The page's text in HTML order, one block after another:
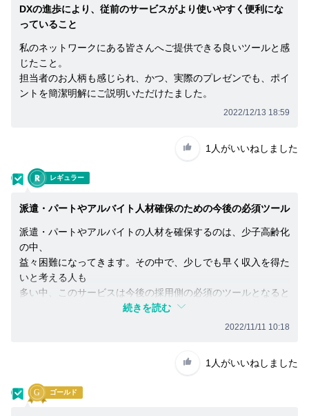
DXの進歩により、従前のサービスがより使いやすく便利にな
っていること
私のネットワークにある皆さんへご提供できる良いツールと感
じたこと。
担当者のお人柄も感じられ、かつ、実際のプレゼンでも、ポイ
ントを簡潔明解にご説明いただけたました。
2022/12/13 18:59
1人がいいねしました
退 レギュラー
派遣・パートやアルバイト人材確保のための今後の必須ツール
派遣・パートやアルバイトの人材を確保するのは、少子高齢化
の中、
益々困難になってきます。その中で、少しでも早く収入を得た
いと考える人も
多い中、このサービスは今後の採用側の必須のツールとなると
続きを読む
2022/11/11 10:18
1人がいいねしました
玉 ゴールド